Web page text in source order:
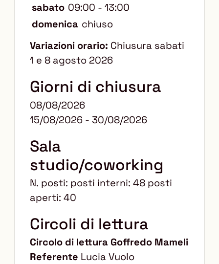
sabato 09:00 - 13:00
domenica chiuso
Variazioni orario: Chiusura sabati
1 e 8 agosto 2026
Giorni di chiusura
08/08/2026
15/08/2026 - 30/08/2026
Sala
studio/coworking
N. posti: posti interni: 48 posti
aperti: 40
Circoli di lettura
Circolo di lettura Goffredo Mameli
Referente Lucia Vuolo